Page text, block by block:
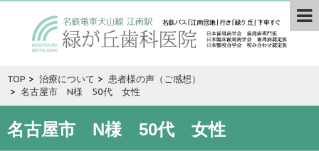
TOP > 治療について > 患者様の声（ご感想）
> 名古屋市 N様 50代 女性
名古屋市 N様 50代 女性